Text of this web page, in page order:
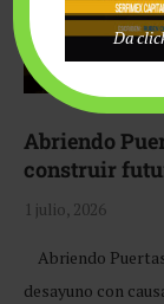
Abriendo
construir
1 julio, 2026
Abriendo
desayuno con
Da